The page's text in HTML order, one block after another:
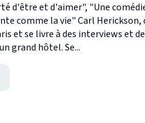
d'être et d'aimer", "Une
comme la vie" Carl Herickson,
et se livre à des interviews et
grand hôtel. Se...